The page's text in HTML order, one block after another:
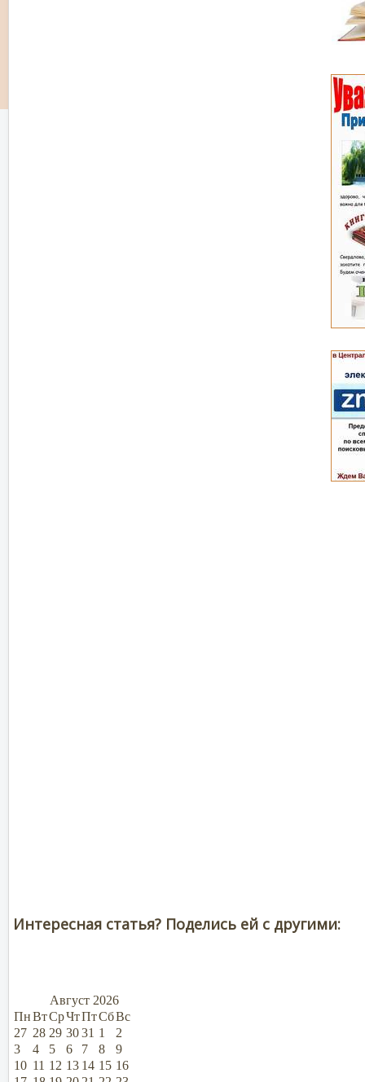
Интересная статья? Поделись ей с другими:
Август 2026
ПнВтСрЧтПтСбВс
27 28 29 3031 1
2
3
4 5 6 7 8
9
10 11 12 13 14 15 16